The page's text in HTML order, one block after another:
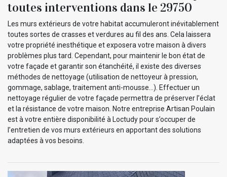
toutes interventions dans le 29750
Les murs extérieurs de votre habitat accumuleront inévitablement
toutes sortes de crasses et verdures au fil des ans. Cela laissera
votre propriété inesthétique et exposera votre maison à divers
problèmes plus tard. Cependant, pour maintenir le bon état de
votre façade et garantir son étanchéité, il existe des diverses
méthodes de nettoyage (utilisation de nettoyeur à pression,
gommage, sablage, traitement anti-mousse…). Effectuer un
nettoyage régulier de votre façade permettra de préserver l’éclat
et la résistance de votre maison. Notre entreprise Artisan Poulain
est à votre entière disponibilité à Loctudy pour s’occuper de
l’entretien de vos murs extérieurs en apportant des solutions
adaptées à vos besoins.